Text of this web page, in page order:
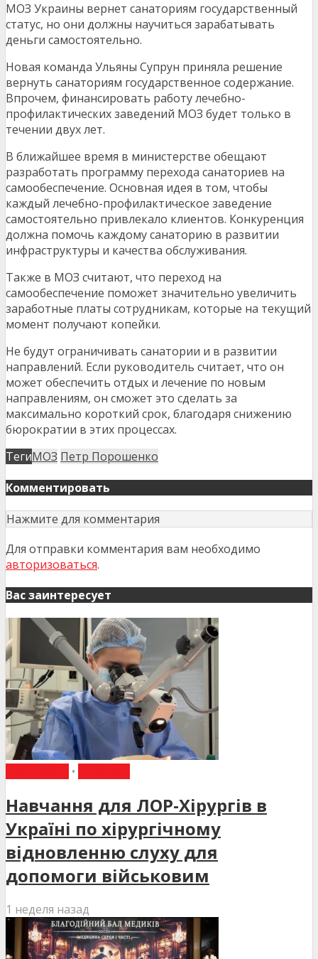
МОЗ Украины вернет санаториям государственный
статус, но они должны научиться зарабатывать
деньги самостоятельно.
Новая команда Ульяны Супрун приняла решение
вернуть санаториям государственное содержание.
Впрочем, финансировать работу лечебно-
профилактических заведений МОЗ будет только в
течении двух лет.
В ближайшее время в министерстве обещают
разработать программу перехода санаториев на
самообеспечение. Основная идея в том, чтобы
каждый лечебно-профилактическое заведение
самостоятельно привлекало клиентов. Конкуренция
должна помочь каждому санаторию в развитии
инфраструктуры и качества обслуживания.
Также в МОЗ считают, что переход на
самообеспечение поможет значительно увеличить
заработные платы сотрудникам, которые на текущий
момент получают копейки.
Не будут ограничивать санатории и в развитии
направлений. Если руководитель считает, что он
может обеспечить отдых и лечение по новым
направлениям, он сможет это сделать за
максимально короткий срок, благодаря снижению
бюрократии в этих процессах.
ТегиМОЗ Петр Порошенко
Комментировать
Нажмите для комментария
Для отправки комментария вам необходимо
авторизоваться.
Вас заинтересует
•
Навчання для ЛОР-Хірургів в
Україні по хірургічному
відновленню слуху для
допомоги військовим
1 неделя назад